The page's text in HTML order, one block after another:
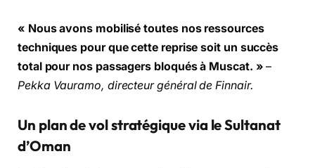
« Nous avons mobilisé toutes nos ressources
techniques pour que cette reprise soit un succès
total pour nos passagers bloqués à Muscat. » –
Pekka Vauramo, directeur général de Finnair.
Un plan de vol stratégique via le Sultanat
d’Oman